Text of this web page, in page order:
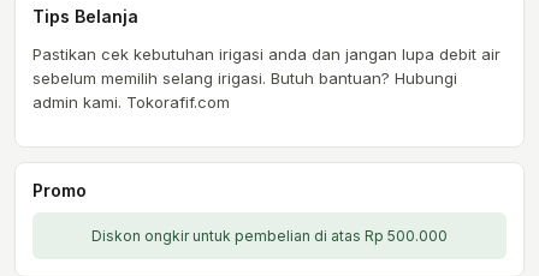
Tips Belanja
Pastikan cek kebutuhan irigasi anda dan jangan lupa debit air
sebelum memilih selang irigasi. Butuh bantuan? Hubungi
admin kami. Tokorafif.com
Promo
Diskon ongkir untuk pembelian di atas Rp 500.000